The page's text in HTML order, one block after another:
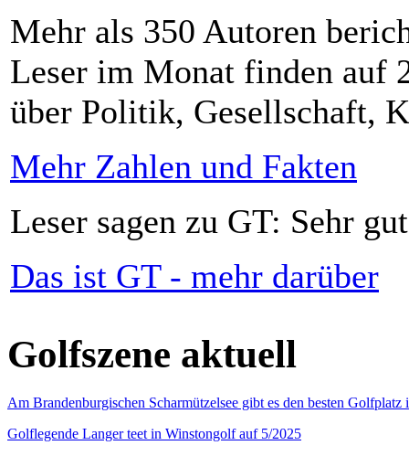
Mehr als 350 Autoren
Leser im Monat finden auf
über Politik, Gesellschaft,
Mehr Zahlen und Fakten
Leser sagen zu GT: Sehr
Das ist GT - mehr darüber
Golfszene aktuell
Am Brandenburgischen Scharmützelsee gibt es den besten
Golflegende Langer teet in Winstongolf auf 5/2025